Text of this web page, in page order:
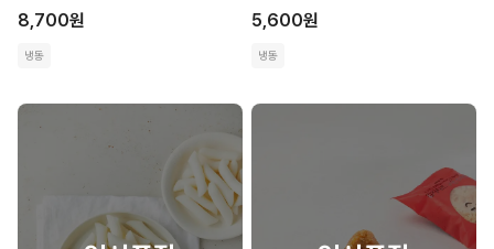
8,700원
냉동
5,600원
냉동